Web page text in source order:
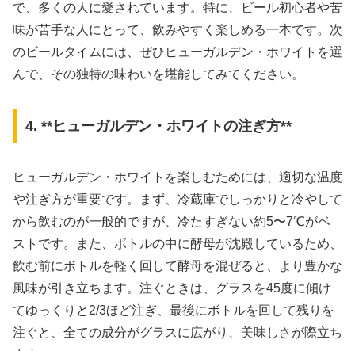
で、多くの人に愛されています。特に、ビール初心者や苦
味が苦手な人にとって、飲みやすく楽しめる一本です。次
のビールタイムには、ぜひヒューガルデン・ホワイトを選
んで、その独特の味わいを堪能してみてください。
4. **ヒューガルデン・ホワイトの注ぎ方**
ヒューガルデン・ホワイトを楽しむためには、適切な温度
や注ぎ方が重要です。まず、冷蔵庫でしっかりと冷やして
から飲むのが一般的ですが、冷たすぎない約5〜7℃がベ
ストです。また、ボトルの中に酵母が沈殿しているため、
飲む前にボトルを軽く回して酵母を混ぜると、より豊かな
風味が引き立ちます。注ぐときは、グラスを45度に傾け
てゆっくりと2/3ほど注ぎ、最後にボトルを回して残りを
注ぐと、全ての成分がグラスに広がり、美味しさが際立ち